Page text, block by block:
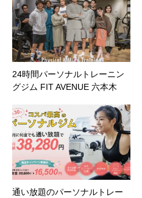
24時間パーソナルトレーニン
グジム FIT AVENUE 六本木
通い放題のパーソナルトレー